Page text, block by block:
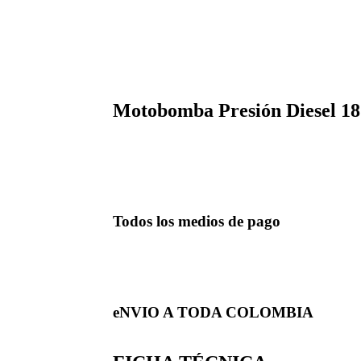
Motobomba Presión Diesel
Todos los medios de pago
eNVIO A TODA COLOMBIA